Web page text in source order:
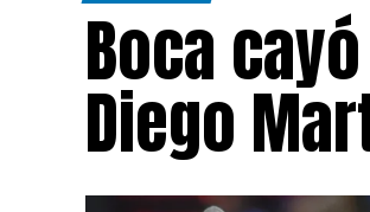
Boca
Diego